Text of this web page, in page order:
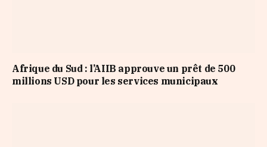
Afrique du Sud : l’AIIB approuve un prêt de 500
millions USD pour les services municipaux